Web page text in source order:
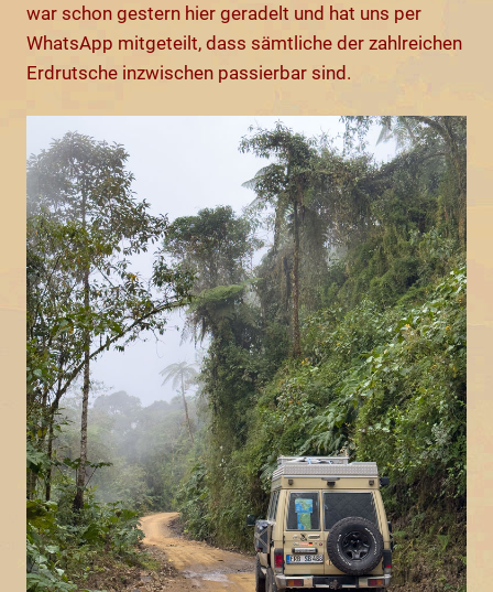
war schon gestern hier geradelt und hat uns per
WhatsApp mitgeteilt, dass sämtliche der zahlreichen
Erdrutsche inzwischen passierbar sind.